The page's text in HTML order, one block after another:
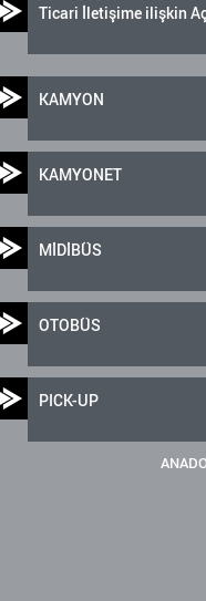
Ticari İletişime ilişkin
KAMYON
KAMYONET
MİDİBÜS
OTOBÜS
PICK-UP